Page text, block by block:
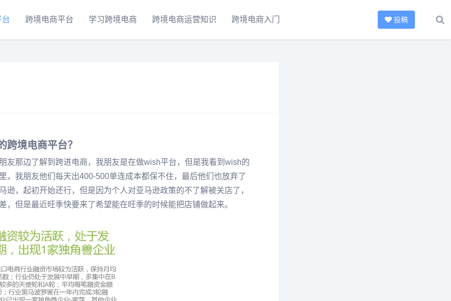
台 跨境电商平台 学习跨境电商 跨境电商运营知识 跨境电商入门 投稿
境电商平台？
友那边了解到跨进电商，我朋友是在做wish平台，但是我看到wish的
，我朋友他们每天出400-500单连成本都保不住，最后他们也放弃了
，起初开始还行，但是因为个人对亚马逊政策的不了解被关店了，
但是最近旺季快要来了希望能在旺季的时候能把店铺做起来。